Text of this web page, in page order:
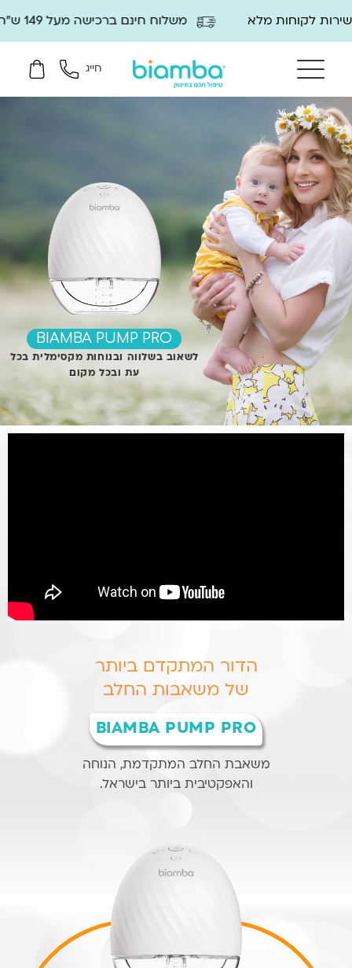
משלוח חינם ברכישה מעל 149 ש"ח עד 2 ימי עסקים
חייג
BIAMBA PUMP PRO
לשאוב בשלווה ובנוחות מקסימלית בכל
עת ובכל מקום
הדור המתקדם ביותר
של משאבות החלב
BIAMBA PUMP PRO
משאבת החלב המתקדמת, הנוחה
והאפקטיבית ביותר בישראל.